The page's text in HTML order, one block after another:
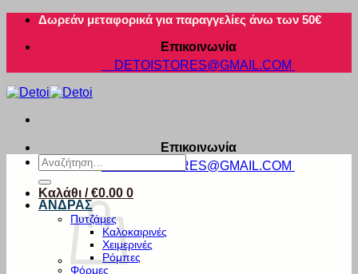
Μετάβαση
περιεχόμενο
Δωρεάν μεταφορικά για παραγγελίες άνω των 50€
Επικοινωνία
DETOISTORES@GMAIL.COM
Επικοινωνία
DETOISTORES@GMAIL.COM
Καλάθι /€0.00 0
Αναζήτηση
για:
ΑΝΔΡΑΣ
Πυτζάμες
Καλοκαιρινές
Χειμερινές
Ρόμπες
Φόρμες